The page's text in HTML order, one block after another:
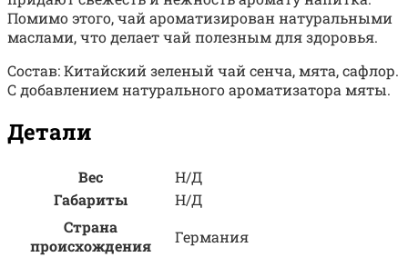
Помимо этого, чай ароматизирован натуральными
маслами, что делает чай полезным для здоровья.
Состав: Китайский зеленый чай сенча, мята, сафлор.
С добавлением натурального ароматизатора мяты.
Детали
Вес
Н/Д
Габариты
Н/Д
Страна
происхождения
Германия